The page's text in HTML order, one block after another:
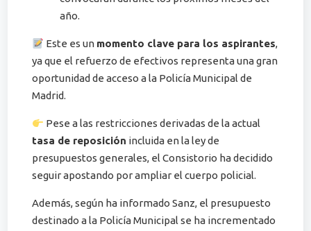
año.
Este es un momento clave para los aspirantes,
ya que el refuerzo de efectivos representa una gran
oportunidad de acceso a la Policía Municipal de
Madrid.
Pese a las restricciones derivadas de la actual
tasa de reposición incluida en la ley de
presupuestos generales, el Consistorio ha decidido
seguir apostando por ampliar el cuerpo policial.
Además, según ha informado Sanz, el presupuesto
destinado a la Policía Municipal se ha incrementado